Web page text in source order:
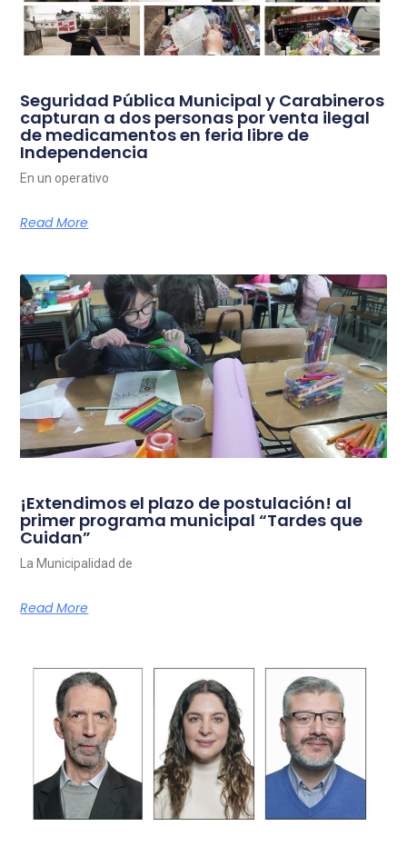
Seguridad Pública Municipal y Carabineros
capturan a dos personas por venta ilegal
de medicamentos en feria libre de
Independencia
En un operativo
Read More
¡Extendimos el plazo de postulación! al
primer programa municipal “Tardes que
Cuidan”
La Municipalidad de
Read More